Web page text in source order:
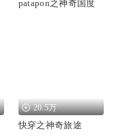
patapon之神奇国度
20.5万
快穿之神奇旅途